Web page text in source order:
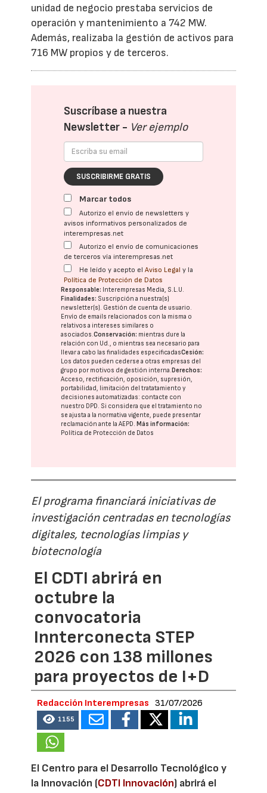
unidad de negocio prestaba servicios de
operación y mantenimiento a 742 MW.
Además, realizaba la gestión de activos para
716 MW propios y de terceros.
Suscríbase a nuestra
Newsletter - Ver ejemplo
SUSCRIBIRME GRATIS
Marcar todos
Autorizo el envío de newsletters y
avisos informativos personalizados de
interempresas.net
Autorizo el envío de comunicaciones
de terceros vía interempresas.net
He leído y acepto elAviso Legal y la
Política de Protección de Datos
Responsable: Interempresas Media, S.L.U.
Finalidades: Suscripción a nuestra(s)
newsletter(s). Gestión de cuenta de usuario.
Envío de emails relacionados con la misma o
relativos a intereses similares o
asociados.Conservación: mientras dure la
relación con Ud., o mientras sea necesario para
llevar a cabo las finalidades especificadasCesión:
Los datos pueden cederse a otras empresas del
grupo por motivos de gestión interna.Derechos:
Acceso, rectificación, oposición, supresión,
portabilidad, limitación del tratatamiento y
decisiones automatizadas: contacte con
nuestro DPD. Si considera que el tratamiento no
se ajusta a la normativa vigente, puede presentar
reclamación ante laAEPD.Más información:
Política de Protección de Datos
El programa financiará iniciativas de
investigación centradas en tecnologías
digitales, tecnologías limpias y
biotecnología
El CDTI abrirá en
octubre la
convocatoria
Innterconecta STEP
2026 con 138 millones
para proyectos de I+D
Redacción Interempresas 31/07/2026
1155
El Centro para el Desarrollo Tecnológico y
la Innovación (CDTI Innovación) abrirá el